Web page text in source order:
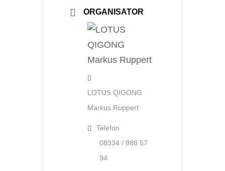
ORGANISATOR
LOTUS QIGONG
Markus Ruppert
Telefon
08334 / 988 57
94